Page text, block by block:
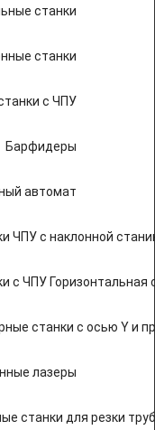
станки
станки
с ЧПУ
Барфидеры
автомат
ЧПУ c наклонной
с ЧПУ Горизонтальная
станки с осью Y и
лазеры
станки для резки